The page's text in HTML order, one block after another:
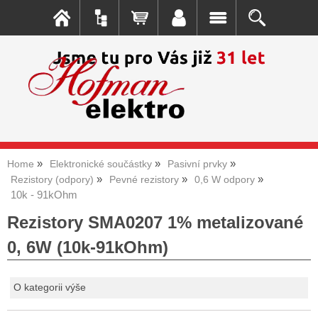
Home Elektronické součástky
Pasivní prvky
Rezistory (odpory)
Pevné rezistory 0,6 W odpory
10k - 91kOhm
Rezistory SMA0207 1% metalizované
0, 6W (10k-91kOhm)
O kategorii výše